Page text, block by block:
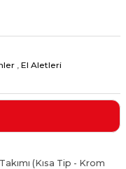
, El Aletleri
(Kısa Tip - Krom